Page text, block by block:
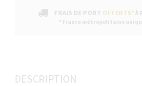
FRAIS DE PORT OFFERTS* À
* France métropolitaine
DESCRIPTION